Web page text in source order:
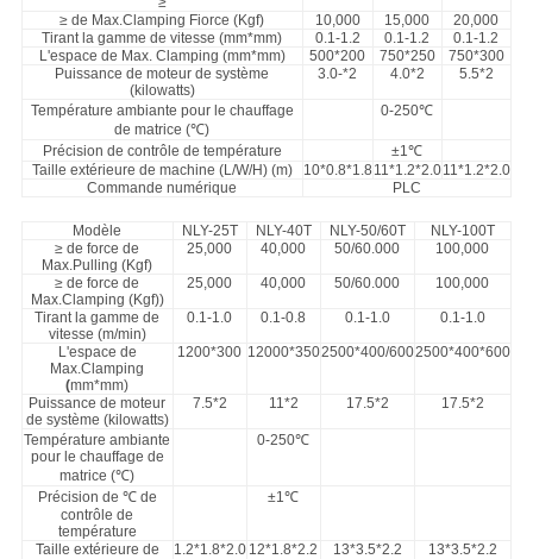
≥ de Max.Clamping Fiorce (Kgf) 10,000 15,000
20,000
Tirant la gamme de vitesse (mm*mm)
0.1-1.2 0.1-1.2
0.1-1.2
L'espace de Max. Clamping (mm*mm)
500*200 750*250
750*300
Puissance de moteur de système
(kilowatts)
3.0-*2 4.0*2 5.5*2
Température ambiante pour le chauffage
de matrice (℃)
0-250℃
Précision de contrôle de température
±1℃
Taille extérieure de machine (L/W/H) (m)
10*0.8*1.8 11*1.2*2.011*1.2*2.0
Commande numérique
PLC
Modèle NLY-25T NLY-40T NLY-50/60T
NLY-100T
≥ de force de
Max.Pulling (Kgf)
25,000 40,000 50/60.000 100,000
≥ de force de
Max.Clamping (Kgf))
25,000 40,000 50/60.000 100,000
Tirant la gamme de
vitesse (m/min)
0.1-1.0 0.1-0.8 0.1-1.0 0.1-1.0
L'espace de
Max.Clamping
(mm*mm)
1200*300 12000*3502500*400/6002500*400*600
Puissance de moteur
de système (kilowatts)
7.5*2 11*2 17.5*2 17.5*2
Température ambiante
pour le chauffage de
matrice (℃)
0-250℃
Précision de ℃ de
contrôle de
température
±1℃
Taille extérieure de
1.2*1.8*2.0 12*1.8*2.2 13*3.5*2.2 13*3.5*2.2